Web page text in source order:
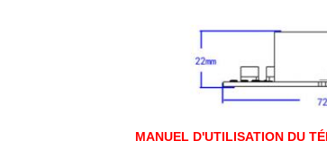
MANUEL D'UTILISATION DU